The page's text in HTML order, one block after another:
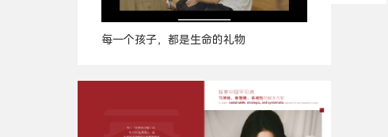
每一个孩子，都是生命的礼物